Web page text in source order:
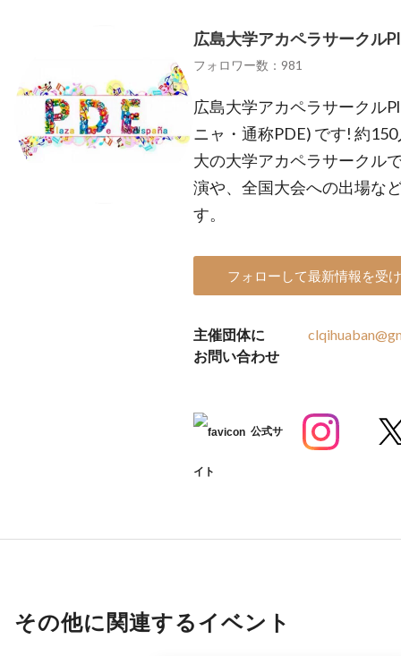
広島大学アカペラサークル
フォロワー数：981
広島大学アカペラサークル
ニャ・通称PDE) です! 約
大の大学アカペラサークル
演や、全国大会への出場な
す。
フォローして最新情報を受
主催団体に
お問い合わせ
公式サ
イト
その他に関連するイベント